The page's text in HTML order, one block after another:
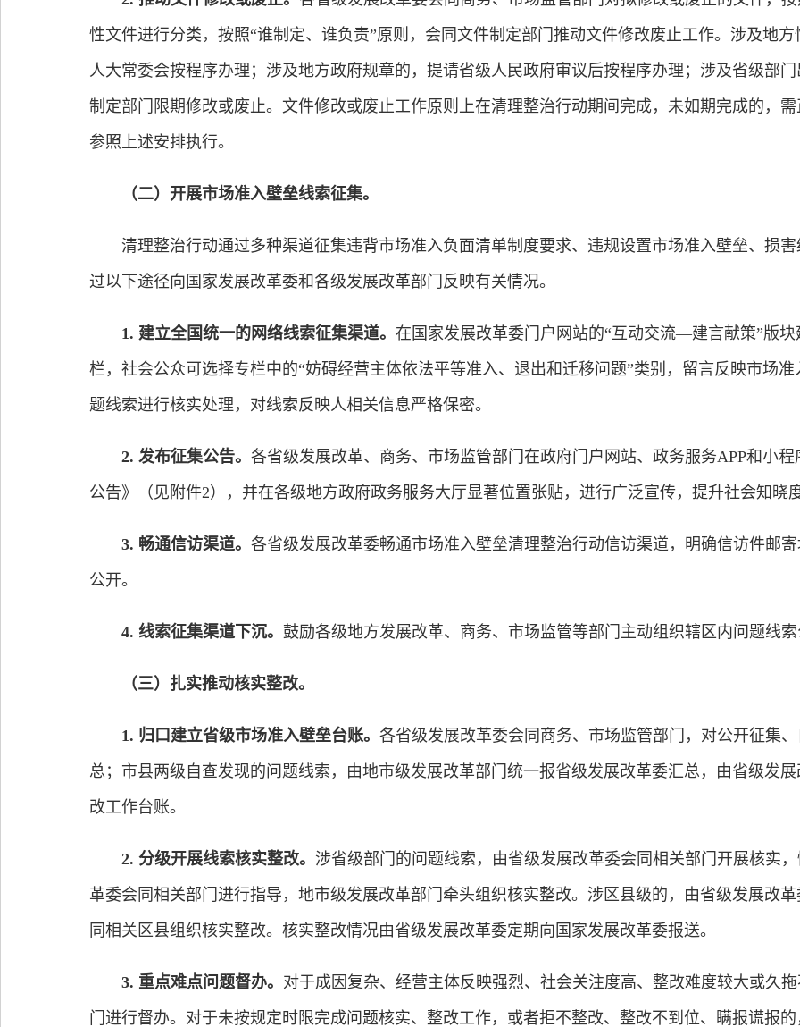
性文件进行分类，按照“谁制定、谁负责”原则，会同文件制定部门推动文件修改废止工作。涉及地
人大常委会按程序办理；涉及地方政府规章的，提请省级人民政府审议后按程序办理；涉及省级部
制定部门限期修改或废止。文件修改或废止工作原则上在清理整治行动期间完成，未如期完成的，
参照上述安排执行。
（二）开展市场准入壁垒线索征集。
清理整治行动通过多种渠道征集违背市场准入负面清单制度要求、违规设置市场准入壁垒、损害
过以下途径向国家发展改革委和各级发展改革部门反映有关情况。
1. 建立全国统一的网络线索征集渠道。 在国家发展改革委门户网站的“互动交流—建言献策”版
栏，社会公众可选择专栏中的“妨碍经营主体依法平等准入、退出和迁移问题”类别，留言反映市场
题线索进行核实处理，对线索反映人相关信息严格保密。
2. 发布征集公告。 各省级发展改革、商务、市场监管部门在政府门户网站、政务服务APP和小
公告》（见附件2），并在各级地方政府政务服务大厅显著位置张贴，进行广泛宣传，提升社会知晓度
3. 畅通信访渠道。 各省级发展改革委畅通市场准入壁垒清理整治行动信访渠道，明确信访件邮
公开。
4. 线索征集渠道下沉。 鼓励各级地方发展改革、商务、市场监管等部门主动组织辖区内问题线
（三）扎实推动核实整改。
1. 归口建立省级市场准入壁垒台账。 各省级发展改革委会同商务、市场监管部门，对公开征集
总；市县两级自查发现的问题线索，由地市级发展改革部门统一报省级发展改革委汇总，由省级发
改工作台账。
2. 分级开展线索核实整改。 涉省级部门的问题线索，由省级发展改革委会同相关部门开展核实
革委会同相关部门进行指导，地市级发展改革部门牵头组织核实整改。涉区县级的，由省级发展改
同相关区县组织核实整改。核实整改情况由省级发展改革委定期向国家发展改革委报送。
3. 重点难点问题督办。 对于成因复杂、经营主体反映强烈、社会关注度高、整改难度较大或久
门进行督办。对于未按规定时限完成问题核实、整改工作，或者拒不整改、整改不到位、瞒报谎报